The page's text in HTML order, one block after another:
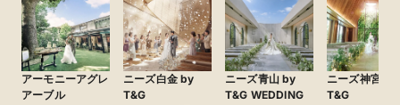
アーモニーアグレ
アーブル
ニーズ白金 by
T&G
ニーズ青山 by
T&G WEDDING
ニーズ神宮前
T&G